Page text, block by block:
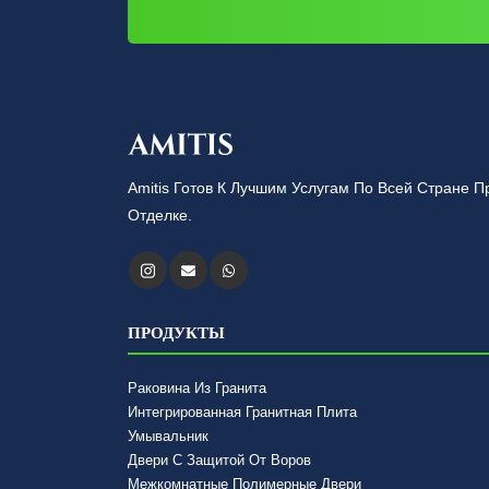
Amitis Готов К Лучшим Услугам По Всей Стране
Отделке.
ПРОДУКТЫ
Раковина Из Гранита
Интегрированная Гранитная Плита
Умывальник
Двери С Защитой От Воров
Межкомнатные Полимерные Двери